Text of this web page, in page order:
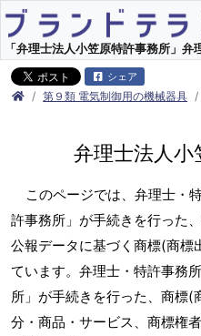
「弁理士法人小笠原特許事務所」
シェア
第９類 電気制御用の機械器具
弁理士法人小
このページでは、弁理士・
許事務所」が手続きを行った
公報データに基づく商標(商標
ています。弁理士・特許事務
所」が手続きを行った、商標
分・商品・サービス、商標権